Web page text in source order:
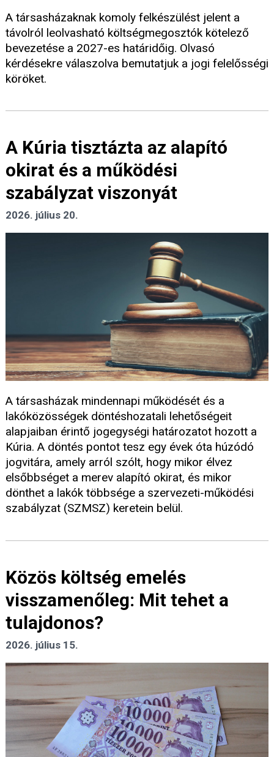
A társasházaknak komoly felkészülést jelent a
távolról leolvasható költségmegosztók kötelező
bevezetése a 2027-es határidőig. Olvasó
kérdésekre válaszolva bemutatjuk a jogi felelősségi
köröket.
A Kúria tisztázta az alapító
okirat és a működési
szabályzat viszonyát
2026. július 20.
A társasházak mindennapi működését és a
lakóközösségek döntéshozatali lehetőségeit
alapjaiban érintő jogegységi határozatot hozott a
Kúria. A döntés pontot tesz egy évek óta húzódó
jogvitára, amely arról szólt, hogy mikor élvez
elsőbbséget a merev alapító okirat, és mikor
dönthet a lakók többsége a szervezeti-működési
szabályzat (SZMSZ) keretein belül.
Közös költség emelés
visszamenőleg: Mit tehet a
tulajdonos?
2026. július 15.